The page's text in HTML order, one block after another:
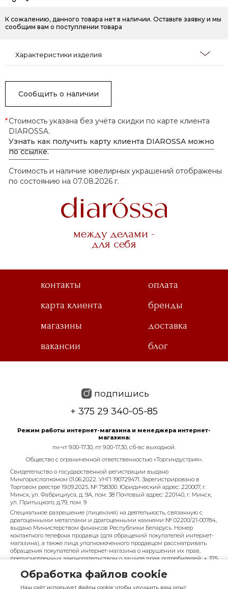
К сожалению, данного товара нет в наличии. Оставьте заявку и мы
сообщим вам о поступлении товара
Характеристики изделия
Сообщить о наличии
*Стоимость указана без учёта скидки по карте клиента
DIAROSSA.
Узнать как получить карту клиента DIAROSSA можно
по ссылке.
Стоимость и наличие ювелирных украшений отображены
по состоянию на 07.08.2026 г.
между делами -
для себя
контакты
оплата
карта клиента
бренды
магазины
доставка
вакансии
блог
подпишись
+ 375 29 340-05-85
Режим работы интернет-магазина и менеджера интернет-
магазина:
пн-чт 9.00-17.30, пт 9.00-17.30, сб-вс выходной.
Общество с ограниченной ответственностью «Торгиндустрия».
Свидетельство о государственной регистрации выдано
Мингорисполкомом 01.06.2022. УНП 190729471. Зарегистрировано в
Торговом реестре 19.09.2025, № 758300. Юридический адрес: 220007, г.
Минск, ул. Фабрициуса, д. 9А, пом. 38 Почтовый адрес: 220140, г. Минск,
ул. Притыцкого, д.79, пом. 9
Специальное разрешение (лицензия) на деятельность, связанную с
драгоценными металлами и драгоценными камнями № 02200/21-00784,
выдано Министерством финансов Республики Беларусь. Номер
контактного телефона продавца (для обращений покупателей интернет-
магазина), а также лица уполномоченного продавцом рассматривать
обращения покупателей интернет-магазина о нарушении их прав,
предусмотренных законодательством о защите прав потребителей: + 375
управления по работе с обращениями граждан и юридических лиц
Минского городского исполнительного комитета, администрация
Обработка файлов cookie
Наш сайт использует файлы cookie чтобы улучшить ваш опыт